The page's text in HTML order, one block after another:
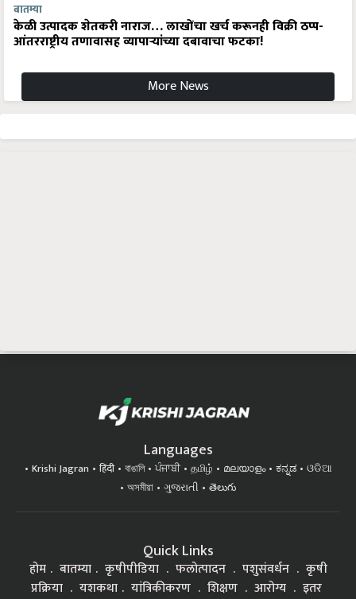
बातम्या
केळी उत्पादक शेतकरी नाराज… लाखोंचा खर्च करूनही विक्री ठप्प-
आंतरराष्ट्रीय तणावासह व्यापाऱ्यांच्या दबावाचा फटका!
More News
Languages
Krishi Jagran हिंदी বাঙালি ਪੰਜਾਬੀ தமிழ் മലയാളം ಕನ್ನಡ
ଓଡିଆ
অসমীয়া
ગુજરાતી తెలుగు
Quick Links
होम बातम्या कृषीपीडिया फलोत्पादन पशुसंवर्धन
कृषी
प्रक्रिया
यशकथा यांत्रिकीकरण शिक्षण आरोग्य इतर